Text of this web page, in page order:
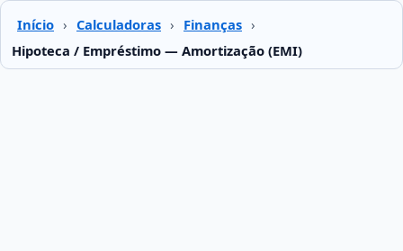
Início › Calculadoras › Finanças ›
Hipoteca / Empréstimo — Amortização (EMI)